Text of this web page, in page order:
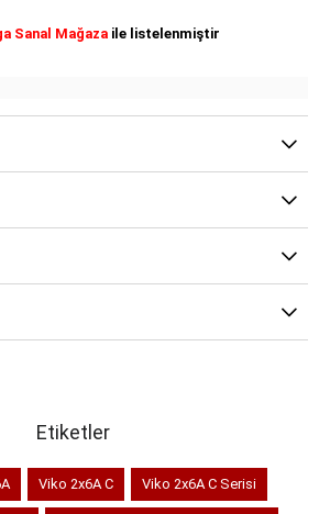
Sanal Mağaza ile listelenmiştir
Etiketler
Viko 2x6A C Viko 2x6A C Serisi